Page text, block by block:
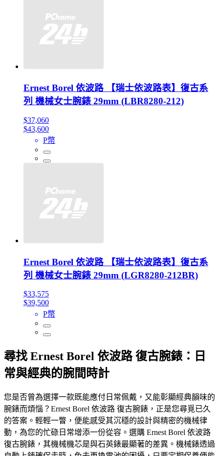
Ernest Borel 依波路 【瑞士依波路表】復古系
列 機械女士腕錶 29mm (LBR8280-212)
$37,060
$43,600
P幣
Ernest Borel 依波路 【瑞士依波路表】復古系
列 機械女士腕錶 29mm (LGR8280-212BR)
$33,575
$39,500
P幣
尋找 Ernest Borel 依波路 復古腕錶：日
常與經典的腕間時計
您是否曾為選擇一款既能應付日常佩戴，又能彰顯經典韻味的
腕錶而煩惱？Ernest Borel 依波路 復古腕錶，正是您尋覓已久
的答案。輕輕一瞥，便能感受其沉穩的設計與精密的機械律
動，為您的忙碌日常增添一份從容。選購 Ernest Borel 依波路
復古腕錶，其機械機芯是與石英錶最顯著的差異。機械錶透過